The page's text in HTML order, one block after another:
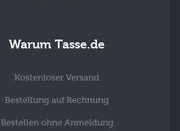
Warum Tasse.de
Kostenloser Versand
Bestellung auf Rechnung
Bestellen ohne Anmeldung